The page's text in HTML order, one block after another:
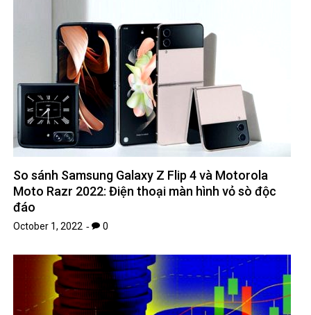
So sánh Samsung Galaxy Z Flip 4 và Motorola
Moto Razr 2022: Điện thoại màn hình vỏ sò độc
đáo
October 1, 2022 0